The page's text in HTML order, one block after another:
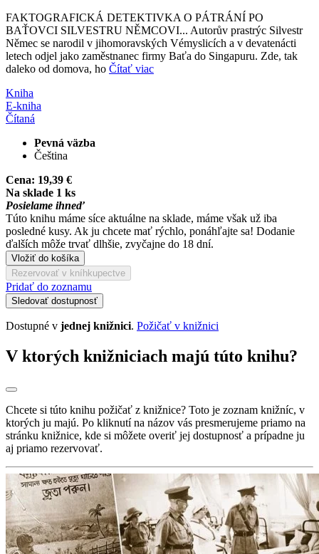
FAKTOGRAFICKÁ DETEKTIVKA O PÁTRÁNÍ PO
BAŤOVCI SILVESTRU NĚMCOVI... Autorův prastrýc Silvestr
Němec se narodil v jihomoravských Vémyslicích a v devatenácti
letech odjel jako zaměstnanec firmy Baťa do Singapuru. Zde, tak
daleko od domova, ho Čítať viac
Kniha
E-kniha
Čítaná
Pevná väzba
Čeština
Cena: 19,39 €
Na sklade 1 ks
Posielame ihneď
Túto knihu máme síce aktuálne na sklade, máme však už iba
posledné kusy. Ak ju chcete mať rýchlo, ponáhľajte sa! Dodanie
ďalších môže trvať dlhšie, zvyčajne do 18 dní.
Vložiť do košíka
Rezervovať v kníhkupectve
Pridať do zoznamu
Sledovať dostupnosť
Dostupné v jednej knižnici. Požičať v knižnici
V ktorých knižniciach majú túto knihu?
Chcete si túto knihu požičať z knižnice? Toto je zoznam knižníc, v
ktorých ju majú. Po kliknutí na názov vás presmerujeme priamo na
stránku knižnice, kde si môžete overiť jej dostupnosť a prípadne ju
aj priamo rezervovať.